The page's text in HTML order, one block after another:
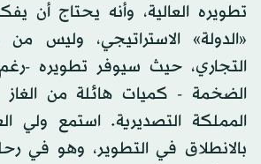
تطويره العالية، وأنه يحتاج أن
«الدولة» الاستراتيجي، وليس
التجاري، حيث سيوفر تطويره -رغم
الضخمة - كميات هائلة من
المملكة التصديرية. استمع ولي
بالانطلاق في التطوير، وهو في